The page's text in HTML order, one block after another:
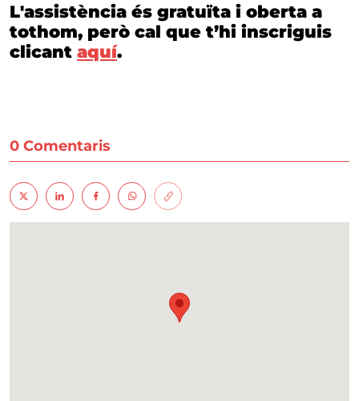
L'assistència és gratuïta i oberta a
tothom, però cal que t’hi inscriguis
clicant aquí.
0 Comentaris